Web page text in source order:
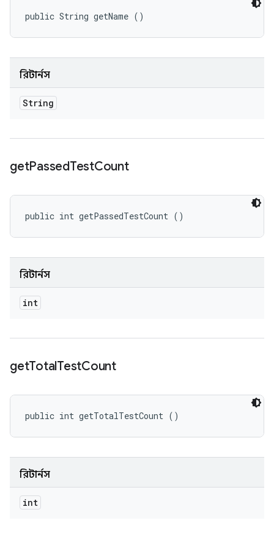
public String getName ()
রিটার্নস
String
getPassedTestCount
public int getPassedTestCount ()
রিটার্নস
int
getTotalTestCount
public int getTotalTestCount ()
রিটার্নস
int